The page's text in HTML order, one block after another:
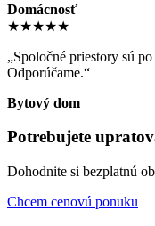
Domácnosť
★★★★★
„Spoločné priestory sú
Odporúčame.“
Bytový dom
Potrebujete
Dohodnite si bezplatnú
Chcem cenovú ponuku